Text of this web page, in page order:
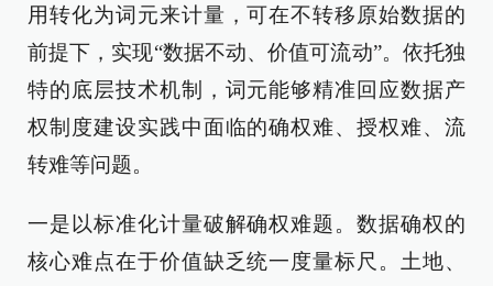
用转化为词元来计量，可在不转移原始数据的
前提下，实现“数据不动、价值可流动”。依托独
特的底层技术机制，词元能够精准回应数据产
权制度建设实践中面临的确权难、授权难、流
转难等问题。
一是以标准化计量破解确权难题。数据确权的
核心难点在于价值缺乏统一度量标尺。土地、